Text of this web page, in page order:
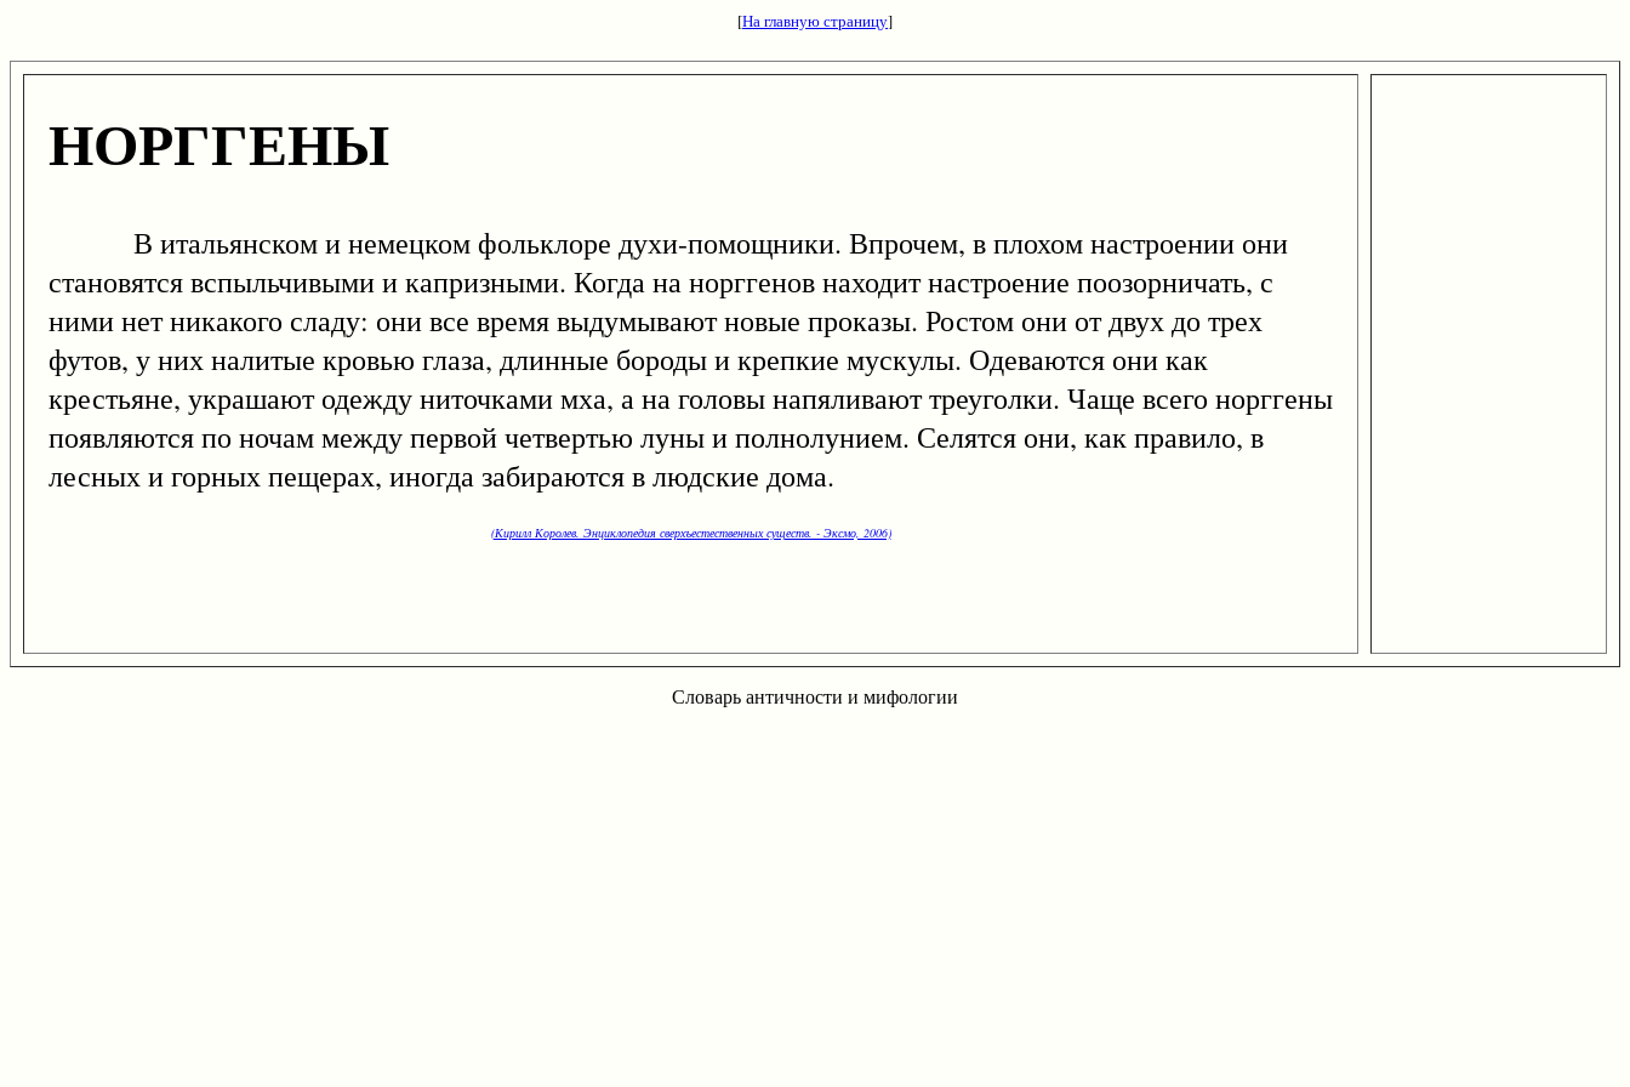
[На главную страницу]
НОРГГЕНЫ
В итальянском и немецком фольклоре духи-помощники. Впрочем, в плохом настроении они
становятся вспыльчивыми и капризными. Когда на норггенов находит настроение поозорничать, с
ними нет никакого сладу: они все время выдумывают новые проказы. Ростом они от двух до трех
футов, у них налитые кровью глаза, длинные бороды и крепкие мускулы. Одеваются они как
крестьяне, украшают одежду ниточками мха, а на головы напяливают треуголки. Чаще всего норггены
появляются по ночам между первой четвертью луны и полнолунием. Селятся они, как правило, в
лесных и горных пещерах, иногда забираются в людские дома.
(Кирилл Королев. Энциклопедия сверхъестественных существ. - Эксмо, 2006)
Словарь античности и мифологии